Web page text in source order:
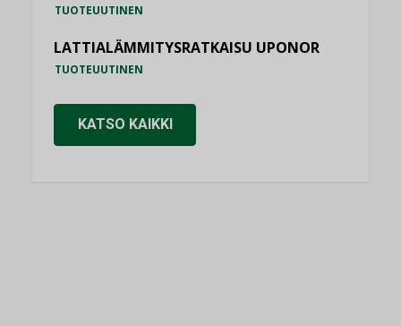
TUOTEUUTINEN
LATTIALÄMMITYSRATKAISU UPONOR
TUOTEUUTINEN
KATSO KAIKKI